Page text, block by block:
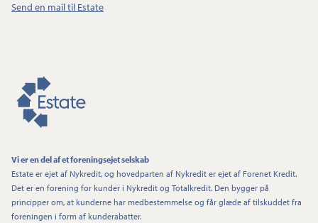
Send en mail til Estate
Vi er en del af et foreningsejet selskab
Estate er ejet af Nykredit, og hovedparten af Nykredit er ejet af Forenet Kredit.
Det er en forening for kunder i Nykredit og Totalkredit. Den bygger på
principper om, at kunderne har medbestemmelse og får glæde af tilskuddet fra
foreningen i form af kunderabatter.